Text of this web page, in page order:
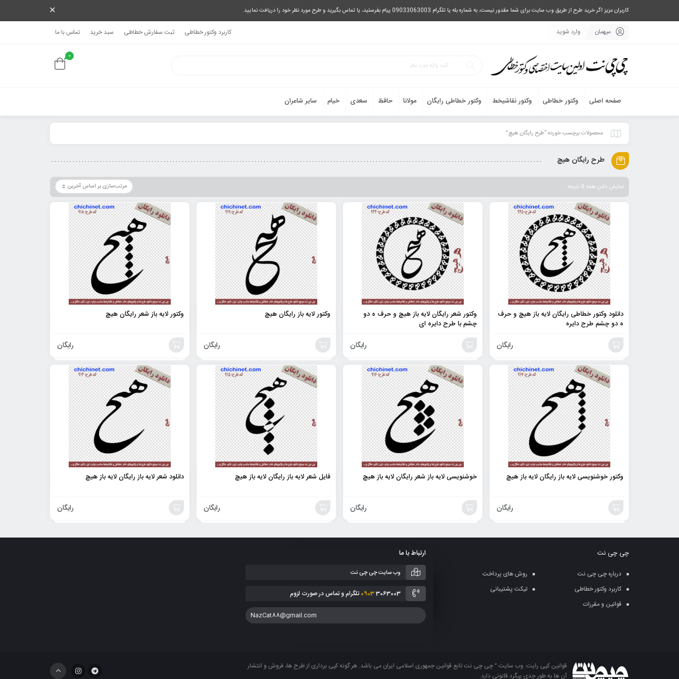
کاربران عزیز اگر خرید طرح از طریق وب سایت برای شما مقدور نیست، به شماره بله یا تلگرام 09033063003 پیام بفرستید، یا تماس بگیرید و طرح مورد نظر خود را دریافت نمایید.
میهمان وارد شوید کاربرد وکتور خطاطی ثبت سفارش خطاطی سبد خرید تماس با ما
0
صفحه اصلی وکتور خطاطی وکتور نقاشیخط وکتور خطاطی رایگان مولانا حافظ سعدی خیام سایر شاعران
محصولات برچسب خورده “طرح رایگان هیچ”
طرح رایگان هیچ
نمایش دادن همه 8 نتیجه
دانلود وکتور خطاطی رایگان لایه باز هیچ و حرف
ه دو چشم طرح دایره
رایگان
افزودن
وکتور شعر رایگان لایه باز هیچ و حرف ه دو
چشم با طرح دایره ای
رایگان
افزودن
وکتور لایه باز رایگان هیچ
رایگان
افزودن
وکتور لایه باز شعر رایگان هیچ
رایگان
افزودن
وکتور خوشنویسی لایه باز رایگان لایه باز هیچ
رایگان
خوشنویسی لایه باز شعر رایگان لایه باز هیچ
رایگان
فایل شعر لایه باز رایگان لایه باز هیچ
رایگان
دانلود شعر لایه باز رایگان لایه باز هیچ
رایگان
چی چی نت
درباره چی چی نت
روش های پرداخت
کاربرد وکتور خطاطی
تیکت پشتیبانی
قوانین و مقررات
ارتباط با ما
وب سایت چی چی نت
09033063003 تلگرام و تماس در صورت لزوم
NazCat88@gmail.com
قوانین کپی رایت: وب سایت ” چی چی نت تابع قوانین جمهوری اسلامی ایران می باشد. هر گونه کپی برداری از طرح ها، فروش و انتشار
آن ها به طور جدی پیگرد قانونی دارد.